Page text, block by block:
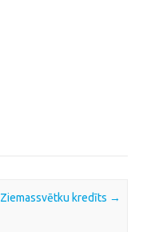
Ziemassvētku kredīts →